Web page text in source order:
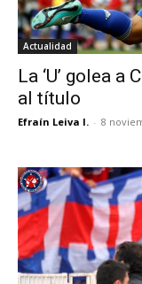
Actualidad
La ‘U’ golea
al título
Efraín Leiva I. - 8